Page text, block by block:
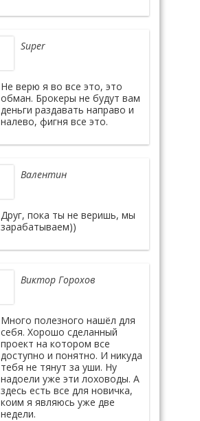
Super
Не верю я во все это, это
обман. Брокеры не будут вам
деньги раздавать направо и
налево, фигня все это.
Валентин
Друг, пока ты не веришь, мы
зарабатываем))
Виктор Горохов
Много полезного нашёл для
себя. Хорошо сделанный
проект на котором все
доступно и понятно. И никуда
тебя не тянут за уши. Ну
надоели уже эти лоховоды. А
здесь есть все для новичка,
коим я являюсь уже две
недели.